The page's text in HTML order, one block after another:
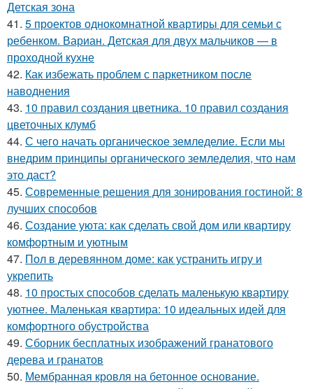
Детская зона
41. 5 проектов однокомнатной квартиры для семьи с
ребенком. Вариан. Детская для двух мальчиков — в
проходной кухне
42. Как избежать проблем с паркетником после
наводнения
43. 10 правил создания цветника. 10 правил создания
цветочных клумб
44. С чего начать органическое земледелие. Если мы
внедрим принципы органического земледелия, что нам
это даст?
45. Современные решения для зонирования гостиной: 8
лучших способов
46. Создание уюта: как сделать свой дом или квартиру
комфортным и уютным
47. Пол в деревянном доме: как устранить игру и
укрепить
48. 10 простых способов сделать маленькую квартиру
уютнее. Маленькая квартира: 10 идеальных идей для
комфортного обустройства
49. Сборник бесплатных изображений гранатового
дерева и гранатов
50. Мембранная кровля на бетонное основание.